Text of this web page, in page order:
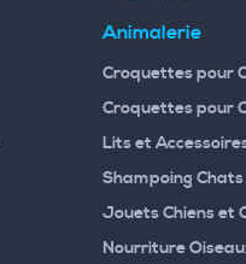
Animalerie
Croquettes pour
Croquettes pour
Lits et
Shampoing
Jouets Chiens et
Nourriture